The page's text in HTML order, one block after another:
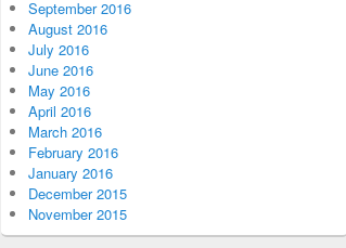
September 2016
August 2016
July 2016
June 2016
May 2016
April 2016
March 2016
February 2016
January 2016
December 2015
November 2015